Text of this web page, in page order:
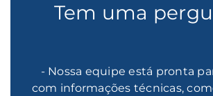
Tem uma
- Nossa equipe está pronta
com informações técnicas,